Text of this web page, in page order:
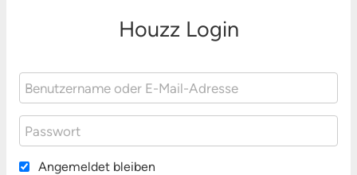
Houzz Login
Angemeldet bleiben